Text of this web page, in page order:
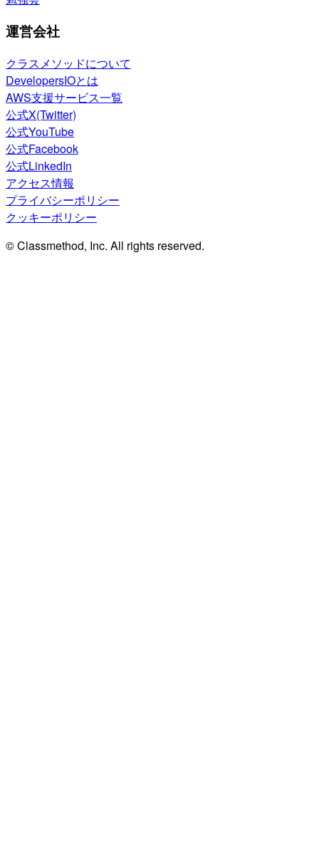
運営会社
クラスメソッドについて
DevelopersIOとは
AWS支援サービス一覧
公式X(Twitter)
公式YouTube
公式Facebook
公式LinkedIn
アクセス情報
プライバシーポリシー
クッキーポリシー
© Classmethod, Inc. All rights reserved.